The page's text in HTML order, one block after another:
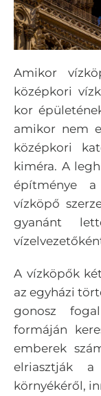
Amikor
középkori
kor
amikor nem
középkori
kiméra. A
építménye
vízköpő
gyanánt
A vízköpők
az egyházi
gonosz
formáján
emberek
elriasztják
környékéről,